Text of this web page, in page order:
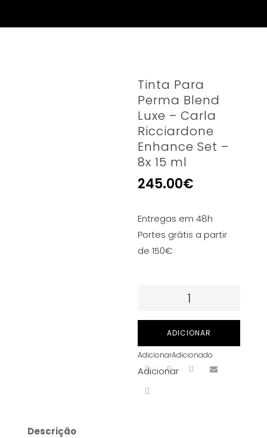
Tinta Para
Perma Blend
Luxe – Carla
Ricciardone
Enhance Set –
8x 15 ml
245.00€
Entregas em 48h
Portes grátis a partir
de 150€
Quantidade
Perma
Blend
Luxe
ADICIONAR
AdicionarAdicionado
Adicionar
Descrição